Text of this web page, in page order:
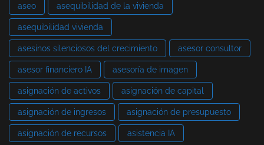
aseo
asequibilidad de la vivienda
asequibilidad vivienda
asesinos silenciosos del crecimiento asesor consultor
asesor financiero IA asesoría de imagen
asignación de activos asignación de capital
asignación de ingresos asignación de presupuesto
asignación de recursos asistencia IA